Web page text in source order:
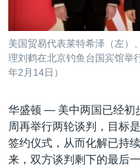
全球议题
美国建国250周年
埃博拉疫情
美国之音专访
重要讲话与声明
台海两岸关系
南中国海争端
关注西藏
其他语言网站
美国贸易代表莱特希泽（左）
理刘鹤在北京钓鱼台国宾馆举
年2月14日）
华盛顿 — 美中两国已经初
周再举行两轮谈判，目标
签约仪式，从而化解已持
来，双方谈判剩下的最后